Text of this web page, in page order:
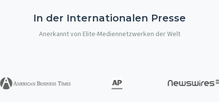
In der Internationalen Presse
Anerkannt von Elite-Mediennetzwerken der Welt